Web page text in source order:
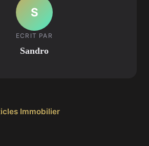
S
ECRIT PAR
Sandro
Immobilier